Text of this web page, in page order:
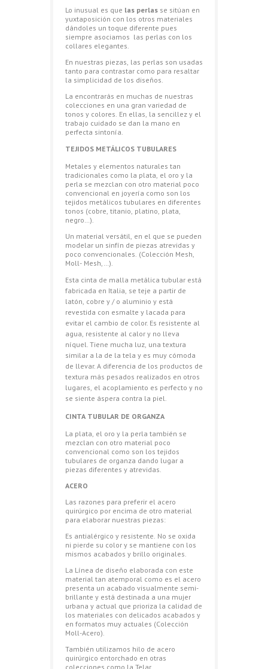
Lo inusual es que las perlas se sitúan en
yuxtaposición con los otros materiales
dándoles un toque diferente pues
siempre asociamos las perlas con los
collares elegantes.
En nuestras piezas, las perlas son usadas
tanto para contrastar como para resaltar
la simplicidad de los diseños.
La encontrarás en muchas de nuestras
colecciones en una gran variedad de
tonos y colores. En ellas, la sencillez y el
trabajo cuidado se dan la mano en
perfecta sintonía.
TEJIDOS METÁLICOS TUBULARES
Metales y elementos naturales tan
tradicionales como la plata, el oro y la
perla se mezclan con otro material poco
convencional en joyería como son los
tejidos metálicos tubulares en diferentes
tonos (cobre, titanio, platino, plata,
negro…).
Un material versátil, en el que se pueden
modelar un sinfín de piezas atrevidas y
poco convencionales. (Colección Mesh,
Moll- Mesh,…).
Esta cinta de malla metálica tubular está
fabricada en Italia, se teje a partir de
latón, cobre y / o aluminio y está
revestida con esmalte y lacada para
evitar el cambio de color. Es resistente al
agua, resistente al calor y no lleva
níquel. Tiene mucha luz, una textura
similar a la de la tela y es muy cómoda
de llevar. A diferencia de los productos de
textura más pesados realizados en otros
lugares, el acoplamiento es perfecto y no
se siente áspera contra la piel.
CINTA TUBULAR DE ORGANZA
La plata, el oro y la perla también se
mezclan con otro material poco
convencional como son los tejidos
tubulares de organza dando lugar a
piezas diferentes y atrevidas.
ACERO
Las razones para preferir el acero
quirúrgico por encima de otro material
para elaborar nuestras piezas:
Es antialérgico y resistente. No se oxida
ni pierde su color y se mantiene con los
mismos acabados y brillo originales.
La Línea de diseño elaborada con este
material tan atemporal como es el acero
presenta un acabado visualmente semi-
brillante y está destinada a una mujer
urbana y actual que prioriza la calidad de
los materiales con delicados acabados y
en formatos muy actuales (Colección
Moll-Acero).
También utilizamos hilo de acero
quirúrgico entorchado en otras
colecciones como la Telar.